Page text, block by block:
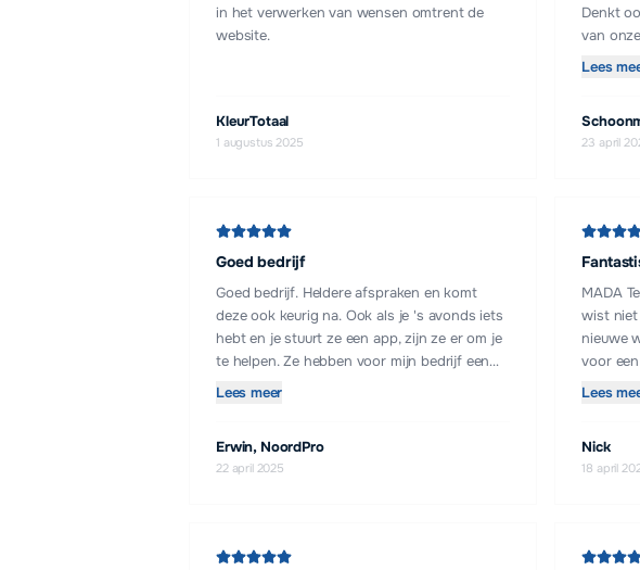
in het verwerken van wensen omtrent de
website.
KleurTotaal
1 augustus 2025
Denkt
van
van
Lees
23 april
Goed bedrijf
Goed bedrijf. Heldere afspraken en komt
deze ook keurig na. Ook als je 's avonds iets
hebt en je stuurt ze een app, zijn ze er om je
te helpen. Ze hebben voor mijn bedrijf een
website gemaakt en ook gelijk flyers en
Lees meer
Erwin, NoordPro
22 april 2025
MADA
wist niet
nieuwe
voor
mijn
Lees
Nick
18 april